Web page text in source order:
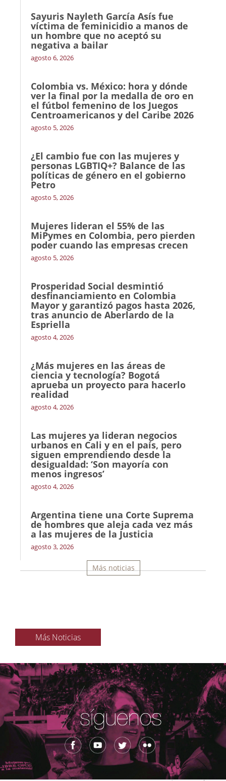
Sayuris Nayleth García Asís fue
víctima de feminicidio a manos de
un hombre que no aceptó su
negativa a bailar
agosto 6, 2026
Colombia vs. México: hora y dónde
ver la final por la medalla de oro en
el fútbol femenino de los Juegos
Centroamericanos y del Caribe 2026
agosto 5, 2026
¿El cambio fue con las mujeres y
personas LGBTIQ+? Balance de las
políticas de género en el gobierno
Petro
agosto 5, 2026
Mujeres lideran el 55% de las
MiPymes en Colombia, pero pierden
poder cuando las empresas crecen
agosto 5, 2026
Prosperidad Social desmintió
desfinanciamiento en Colombia
Mayor y garantizó pagos hasta 2026,
tras anuncio de Aberlardo de la
Espriella
agosto 4, 2026
¿Más mujeres en las áreas de
ciencia y tecnología? Bogotá
aprueba un proyecto para hacerlo
realidad
agosto 4, 2026
Las mujeres ya lideran negocios
urbanos en Cali y en el país, pero
siguen emprendiendo desde la
desigualdad: ‘Son mayoría con
menos ingresos’
agosto 4, 2026
Argentina tiene una Corte Suprema
de hombres que aleja cada vez más
a las mujeres de la Justicia
agosto 3, 2026
Más noticias
Más Noticias